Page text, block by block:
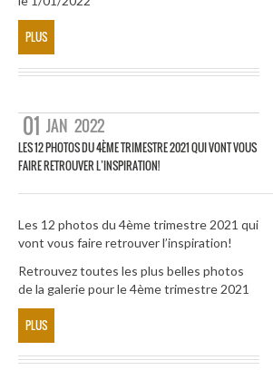
PLUS
01 JAN 2022
LES 12 PHOTOS DU 4ÈME TRIMESTRE 2021 QUI VONT VOUS
FAIRE RETROUVER L’INSPIRATION!
Les 12 photos du 4ème trimestre 2021 qui
vont vous faire retrouver l’inspiration!
Retrouvez toutes les plus belles photos
de la galerie pour le 4ème trimestre 2021
PLUS